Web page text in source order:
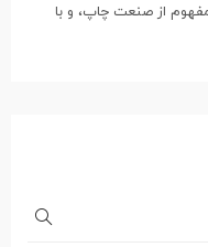
از صنعت چاپ، و با